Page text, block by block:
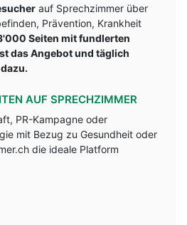
auf Sprechzimmer über
Prävention, Krankheit
Seiten mit fundlerten
das Angebot und täglich
AUF SPRECHZIMMER
PR-Kampagne oder
mit Bezug zu Gesundheit oder
die ideale Platform